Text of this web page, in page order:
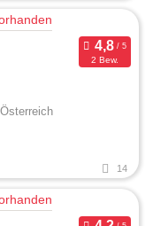
2 Bew.
14